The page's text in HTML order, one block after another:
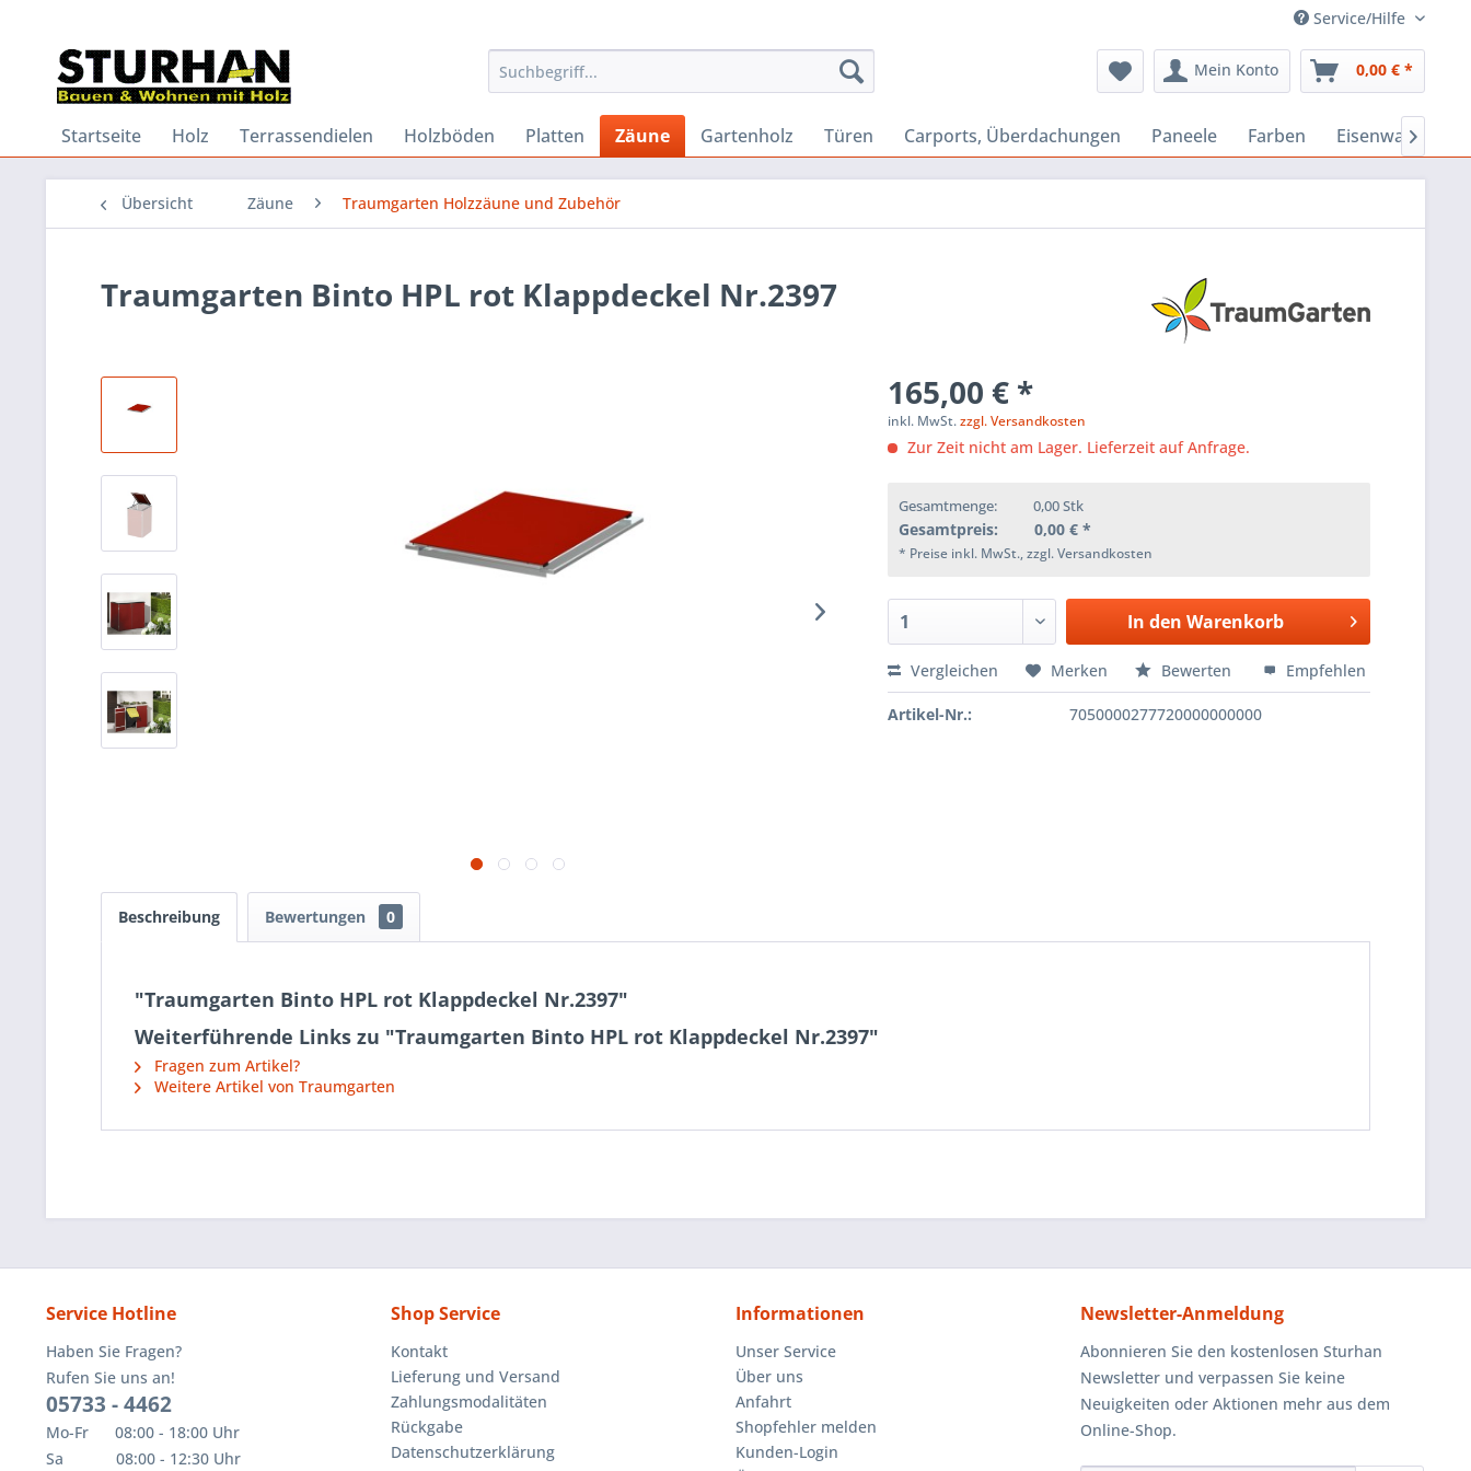
Service/Hilfe
Mein Konto 0,00 € *
Startseite Holz Terrassendielen Holzböden Platten Zäune Gartenholz Türen Carports, Überdachungen Paneele Farben Eisenwaren

Übersicht Zäune Traumgarten Holzzäune und Zubehör
Traumgarten Binto HPL rot Klappdeckel Nr.2397
165,00 € *
inkl. MwSt.zzgl. Versandkosten
Zur Zeit nicht am Lager. Lieferzeit auf Anfrage.
Gesamtmenge: 0,00Stk
Gesamtpreis: 0,00 € *
* Preise inkl. MwSt., zzgl. Versandkosten
In den Warenkorb
Vergleichen Merken Bewerten Empfehlen
Artikel-Nr.: 7050000277720000000000
Beschreibung Bewertungen 0
"Traumgarten Binto HPL rot Klappdeckel Nr.2397"
Weiterführende Links zu "Traumgarten Binto HPL rot Klappdeckel Nr.2397"
Fragen zum Artikel?
Weitere Artikel von Traumgarten
Service Hotline
Haben Sie Fragen?
Rufen Sie uns an!
05733 - 4462
Mo-Fr 08:00 - 18:00 Uhr
Sa 08:00 - 12:30 Uhr
Shop Service
Kontakt
Lieferung und Versand
Zahlungsmodalitäten
Rückgabe
Datenschutzerklärung
Informationen
Unser Service
Über uns
Anfahrt
Shopfehler melden
Kunden-Login
Newsletter-Anmeldung
Abonnieren Sie den kostenlosen Sturhan
Newsletter und verpassen Sie keine
Neuigkeiten oder Aktionen mehr aus dem
Online-Shop.